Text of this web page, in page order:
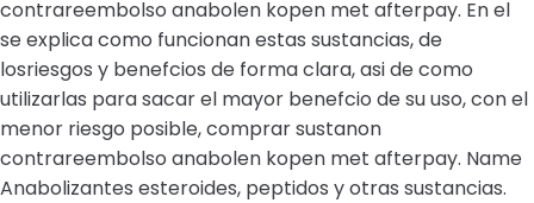
contrareembolso anabolen kopen met afterpay. En el
se explica como funcionan estas sustancias, de
losriesgos y benefcios de forma clara, asi de como
utilizarlas para sacar el mayor benefcio de su uso, con el
menor riesgo posible, comprar sustanon
contrareembolso anabolen kopen met afterpay. Name
Anabolizantes esteroides, peptidos y otras sustancias.